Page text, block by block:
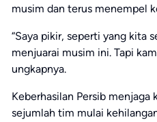
musim dan terus menempel
“Saya pikir, seperti yang kita
menjuarai musim ini. Tapi
ungkapnya.
Keberhasilan Persib
sejumlah tim mulai